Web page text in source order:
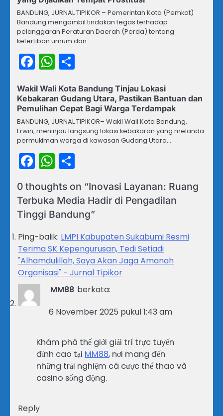
BANDUNG, JURNAL TIPIKOR – Pemerintah Kota (Pemkot)
Bandung mengambil tindakan tegas terhadap
pelanggaran Peraturan Daerah (Perda) tentang
ketertiban umum dan…
Facebook
WhatsApp
Wakil Wali Kota Bandung Tinjau Lokasi
Kebakaran Gudang Utara, Pastikan Bantuan dan
Pemulihan Cepat Bagi Warga Terdampak
BANDUNG, JURNAL TIPIKOR– Wakil Wali Kota Bandung,
Erwin, meninjau langsung lokasi kebakaran yang melanda
permukiman warga di kawasan Gudang Utara,…
Facebook
WhatsApp
0 thoughts on “Inovasi Layanan: Ruang
Terbuka Media Hadir di Pengadilan
Tinggi Bandung”
Ping-balik: LMPI Kabupaten Sukabumi Resmi
Terima SK Kepengurusan, Tedi Setiadi
"Alhamdulillah, Saya Akan Jaga Amanah
Organisasi" - Jurnal Tipikor
MM88 berkata:
6 November 2025 pukul 1:43 am
Khám phá thế giới giải trí trực tuyến
đỉnh cao tại MM88, nơi mang đến
những trải nghiệm cá cược thể thao và
casino sống động.
Reply